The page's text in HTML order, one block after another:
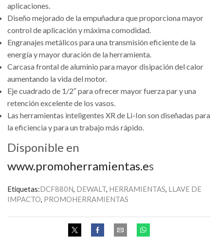
aplicaciones.
Diseño mejorado de la empuñadura que proporciona mayor
control de aplicación y máxima comodidad.
Engranajes metálicos para una transmisión eficiente de la
energía y mayor duración de la herramienta.
Carcasa frontal de aluminio para mayor disipación del calor
aumentando la vida del motor.
Eje cuadrado de 1/2″ para ofrecer mayor fuerza par y una
retención excelente de los vasos.
Las herramientas inteligentes XR de Li-Ion son diseñadas para
la eficiencia y para un trabajo más rápido.
Disponible en
www.promoherramientas.es
Etiquetas:DCF880N, DEWALT, HERRAMIENTAS, LLAVE DE
IMPACTO, PROMOHERRAMIENTAS